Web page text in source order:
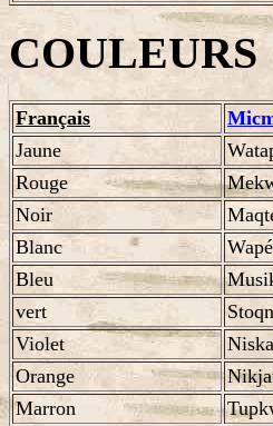
COULEURS
Français
Jaune
Rouge
Noir
Blanc
Bleu
vert
Violet
Orange
Marron